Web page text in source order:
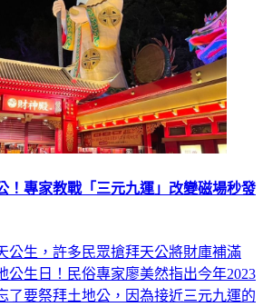
！專家教戰「三元九運」改變磁場秒發
公生，許多民眾搶拜天公將財庫補滿
公生日！民俗專家廖美然指出今年2023
了要祭拜土地公，因為接近三元九運的